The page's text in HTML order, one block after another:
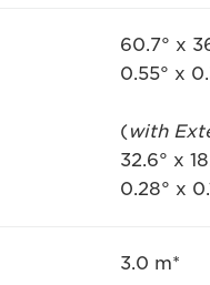
60.7° x
0.55° x
(with
32.6° x
0.28° x
3.0 m*